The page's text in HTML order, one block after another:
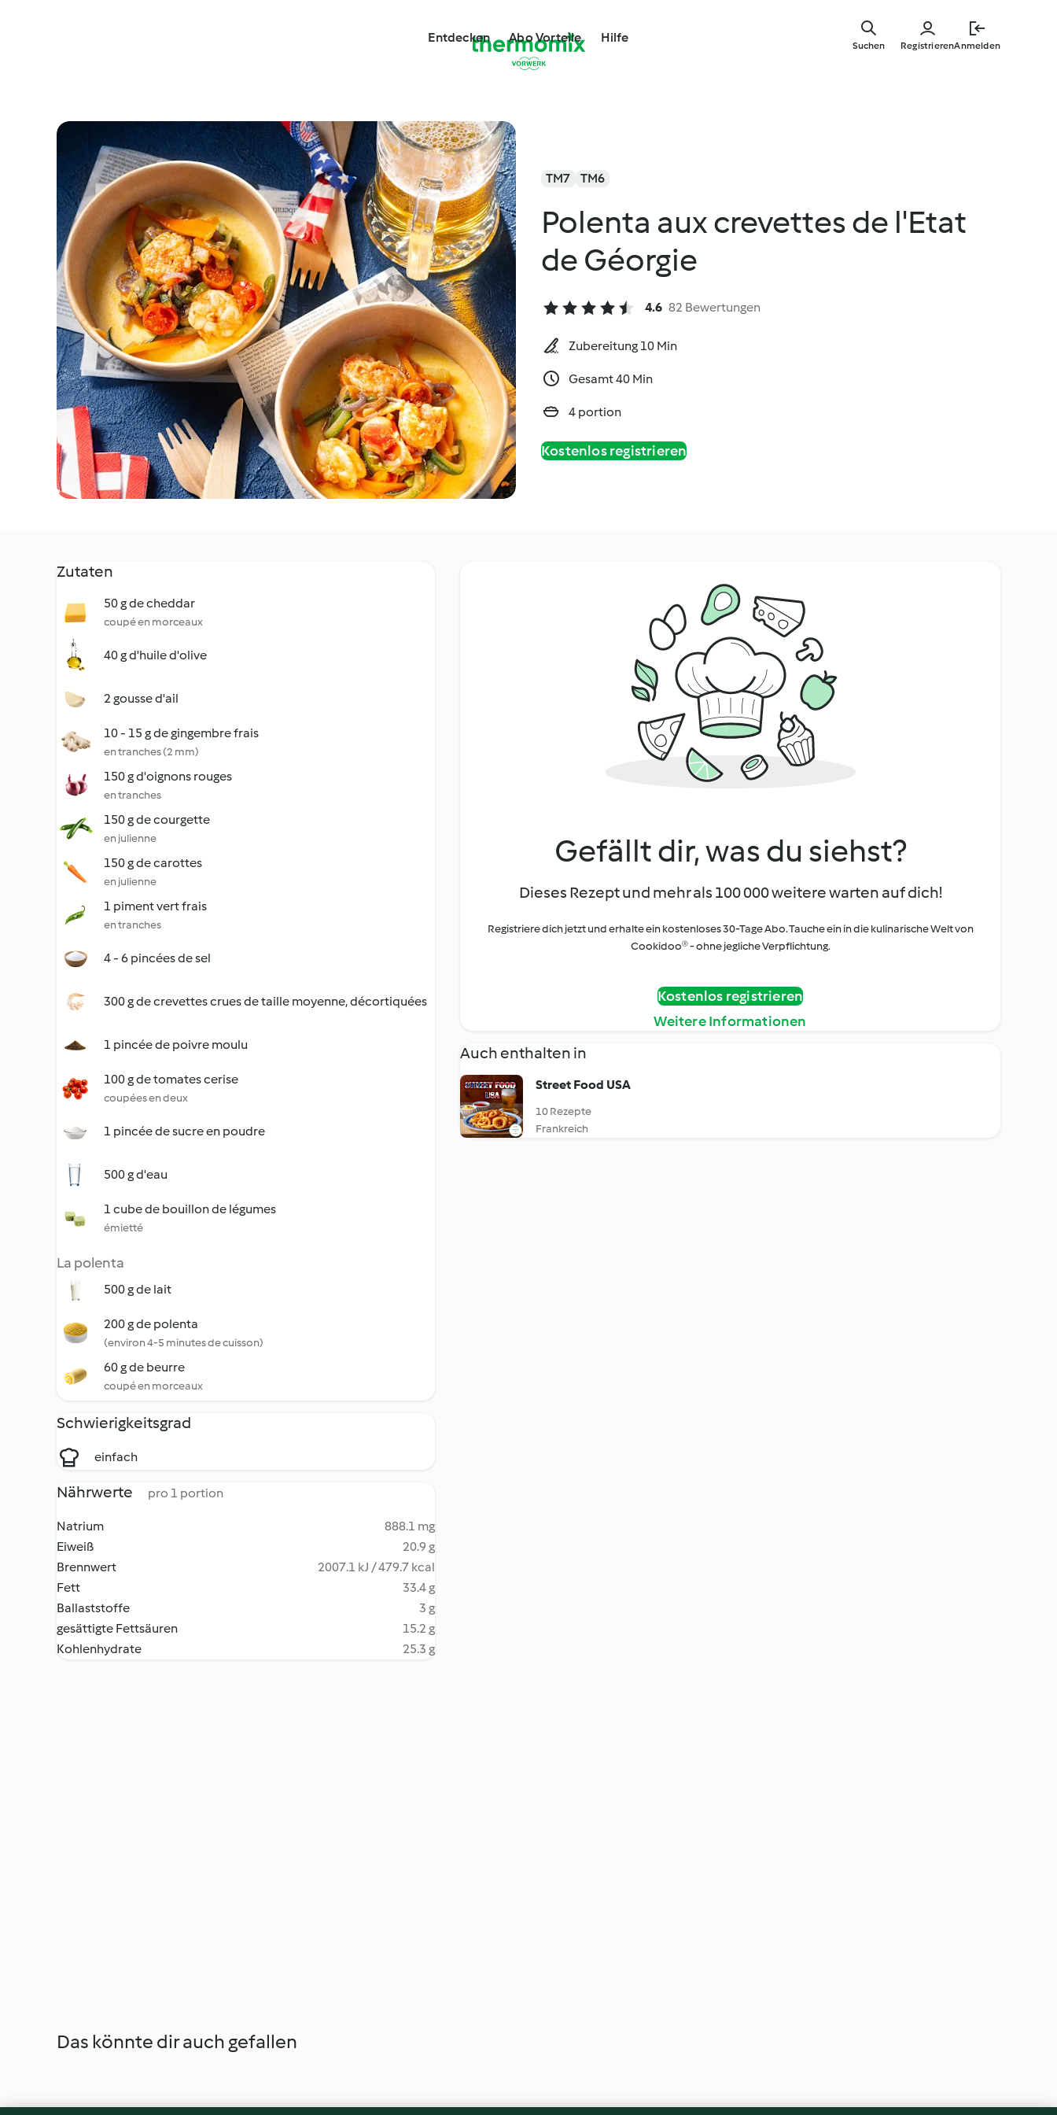
Entdecken Abo Vorteile Hilfe
RegistrierenAnmelden
Suchen
TM7 TM6
Polenta aux crevettes de l'Etat
de Géorgie
4.6 82 Bewertungen
Zubereitung 10 Min
Gesamt 40 Min
4 portion
Kostenlos registrieren
Zutaten
50 g de cheddar
coupé en morceaux
40 g d'huile d'olive
2 gousse d'ail
10 - 15 g de gingembre frais
en tranches (2 mm)
150 g d'oignons rouges
en tranches
150 g de courgette
en julienne
150 g de carottes
en julienne
1 piment vert frais
en tranches
4 - 6 pincées de sel
300 g de crevettes crues de taille moyenne, décortiquées
1 pincée de poivre moulu
100 g de tomates cerise
coupées en deux
1 pincée de sucre en poudre
500 g d'eau
1 cube de bouillon de légumes
émietté
La polenta
500 g de lait
200 g de polenta
(environ 4-5 minutes de cuisson)
60 g de beurre
coupé en morceaux
Schwierigkeitsgrad
einfach
Nährwerte pro 1 portion
Natrium
888.1 mg
Eiweiß
20.9 g
Brennwert
2007.1 kJ / 479.7 kcal
Fett
33.4 g
Ballaststoffe
3 g
gesättigte Fettsäuren
15.2 g
Kohlenhydrate
25.3 g
Gefällt dir, was du siehst?
Dieses Rezept und mehr als 100 000 weitere warten auf dich!
Registriere dich jetzt und erhalte ein kostenloses 30-Tage Abo. Tauche ein in die kulinarische Welt von
Cookidoo® - ohne jegliche Verpflichtung.
Kostenlos registrieren
Weitere Informationen
Auch enthalten in
Street Food USA
10 Rezepte
Frankreich
Das könnte dir auch gefallen